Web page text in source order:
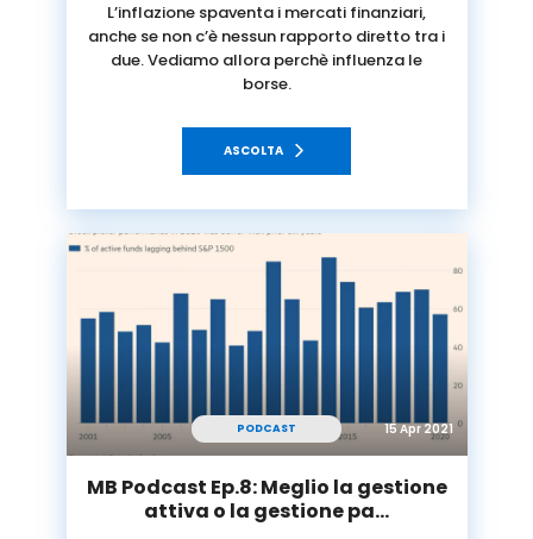
L’inflazione spaventa i mercati finanziari,
anche se non c’è nessun rapporto diretto tra i
due. Vediamo allora perchè influenza le
borse.
ASCOLTA
PODCAST 15 Apr 2021
MB Podcast Ep.8: Meglio la gestione
attiva o la gestione pa…